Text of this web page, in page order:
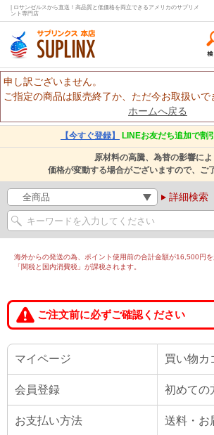
| ロサンゼルスから直送！高品質と低価格を両立できるアメリカのサプリメ
ント専門店
申し訳ございません。
ご指定の商品は販売終了か、ただ今お取扱いで
ホームへ戻る
【今すぐ登録】 LINEお友だち追加で割
原材料の高騰、為替の影響によ
価格が変動する場合がございますので、ご
詳細検索
海外からの発送の為、ポイント使用前の合計金額が16,500円
「関税と国内消費税」が課税されます。
ご注文前に必ずご確認ください
マイページ 買い物カ
会員登録 初めての
お支払い方法 送料・お